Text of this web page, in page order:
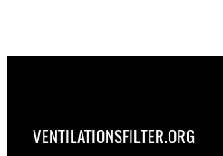
VENTILATIONSFILTER­.ORG